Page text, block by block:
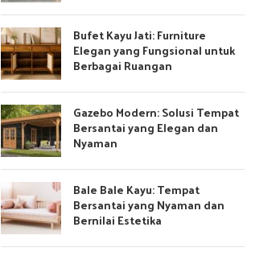
Bufet Kayu Jati: Furniture
Elegan yang Fungsional untuk
Berbagai Ruangan
Gazebo Modern: Solusi Tempat
Bersantai yang Elegan dan
Nyaman
Bale Bale Kayu: Tempat
Bersantai yang Nyaman dan
Bernilai Estetika